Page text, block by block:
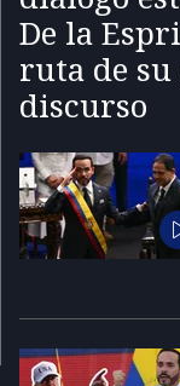
De la
ruta de
discurso